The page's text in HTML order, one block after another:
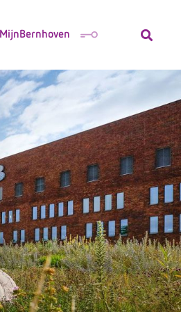
MijnBernhoven